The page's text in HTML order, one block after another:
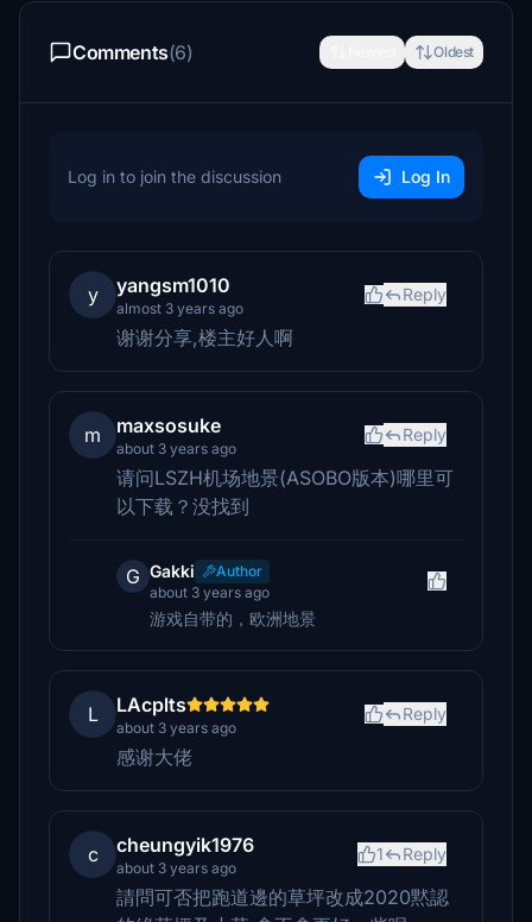
Comments(6) Oldest
Log in to join the discussion Log In
y yangsm1010
almost 3 years ago
Reply
谢谢分享,楼主好人啊
m maxsosuke
about 3 years ago
Reply
请问LSZH机场地景(ASOBO版本)哪里可
以下载？没找到
G Gakki
Author
about 3 years ago
游戏自带的，欧洲地景
L LAcplts
about 3 years ago
Reply
感谢大佬
c cheungyik1976
about 3 years ago
1 Reply
請問可否把跑道邊的草坪改成2020黙認